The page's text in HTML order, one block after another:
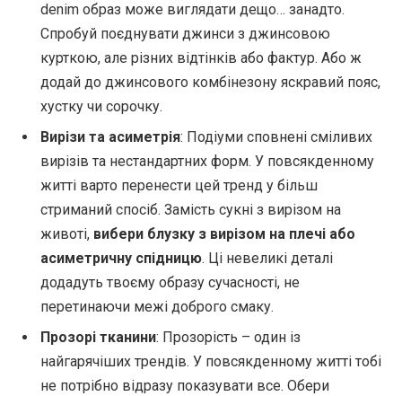
denim образ може виглядати дещо… занадто.
Спробуй поєднувати джинси з джинсовою
курткою, але різних відтінків або фактур. Або ж
додай до джинсового комбінезону яскравий пояс,
хустку чи сорочку.
Вирізи та асиметрія: Подіуми сповнені сміливих
вирізів та нестандартних форм. У повсякденному
житті варто перенести цей тренд у більш
стриманий спосіб. Замість сукні з вирізом на
животі, вибери блузку з вирізом на плечі або
асиметричну спідницю. Ці невеликі деталі
додадуть твоєму образу сучасності, не
перетинаючи межі доброго смаку.
Прозорі тканини: Прозорість – один із
найгарячіших трендів. У повсякденному житті тобі
не потрібно відразу показувати все. Обери